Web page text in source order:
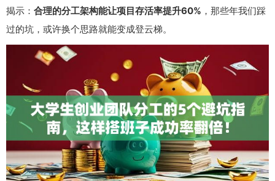
揭示： 合理的分工架构能让项目存活率提升60% ，那些年我们踩
过的坑，或许换个思路就能变成登云梯。